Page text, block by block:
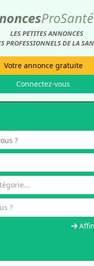
ProSanté
LES PETITES ANNONCES
PROFESSIONNELS DE LA
Votre annonce gratuite
Connectez-vous
?